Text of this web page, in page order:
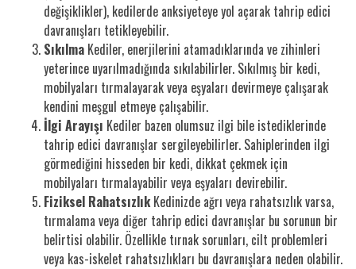
değişiklikler), kedilerde anksiyeteye yol açarak tahrip edici
davranışları tetikleyebilir.
Sıkılma Kediler, enerjilerini atamadıklarında ve zihinleri
yeterince uyarılmadığında sıkılabilirler. Sıkılmış bir kedi,
mobilyaları tırmalayarak veya eşyaları devirmeye çalışarak
kendini meşgul etmeye çalışabilir.
İlgi Arayışı Kediler bazen olumsuz ilgi bile istediklerinde
tahrip edici davranışlar sergileyebilirler. Sahiplerinden ilgi
görmediğini hisseden bir kedi, dikkat çekmek için
mobilyaları tırmalayabilir veya eşyaları devirebilir.
Fiziksel Rahatsızlık Kedinizde ağrı veya rahatsızlık varsa,
tırmalama veya diğer tahrip edici davranışlar bu sorunun bir
belirtisi olabilir. Özellikle tırnak sorunları, cilt problemleri
veya kas-iskelet rahatsızlıkları bu davranışlara neden olabilir.